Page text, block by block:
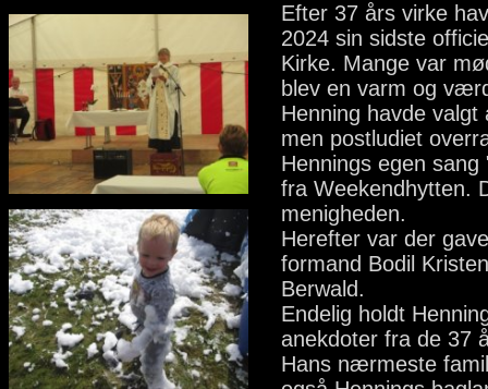
Efter 37 års virke
2024 sin sidste
Kirke. Mange var
blev en varm og
Henning havde
men postludiet
Hennings egen
fra Weekendhytten.
menigheden.
Herefter var der
formand Bodil
Berwald.
Endelig holdt
anekdoter fra de 37
Hans nærmeste